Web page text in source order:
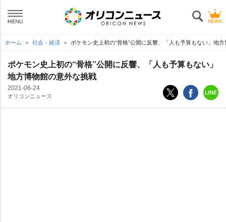
ホーム 社会・経済 ポケモン史上初の“骨格”公開に反響、「人も予算もない」地
ポケモン史上初の“骨格”公開に反響、「人も予算もない」
地方博物館の意外な挑戦
2021-06-24
オリコンニュース